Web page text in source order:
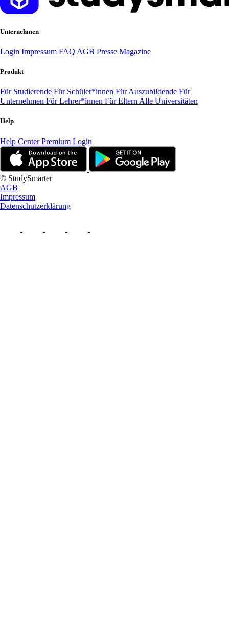
Unternehmen
Login Impressum FAQ AGB Presse Magazine
Produkt
Für Studierende Für Schüler*innen Für Auszubildende Für
Unternehmen Für Lehrer*innen Für Eltern Alle Universitäten
Help
Help CenterPremium Login
© StudySmarter
AGB
Impressum
Datenschutzerklärung